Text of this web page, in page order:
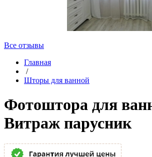
Все отзывы
Главная
/
Шторы для ванной
Фотоштора для
Витраж парусник